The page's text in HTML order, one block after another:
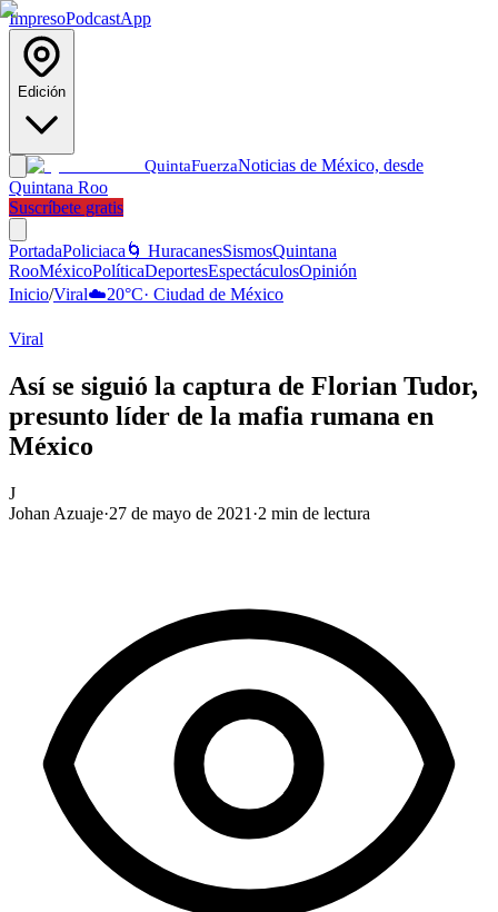
ImpresoPodcastApp
Edición
QuintaFuerzaNoticias de México, desde
Quintana Roo
Suscríbete gratis
PortadaPoliciaca 🌀 HuracanesSismosQuintana
RooMéxicoPolíticaDeportesEspectáculosOpinión
Inicio/Viral☁️20°C· Ciudad de México
Viral
Así se siguió la captura de Florian Tudor,
presunto líder de la mafia rumana en
México
J
Johan Azuaje·27 de mayo de 2021 ·2 min de lectura